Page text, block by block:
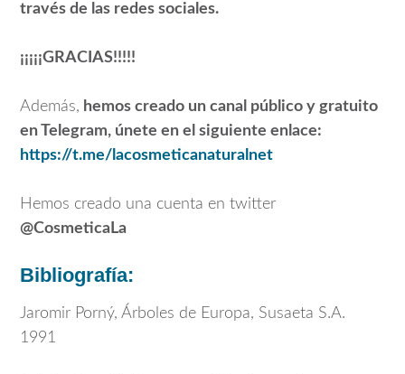
través de las redes sociales.
¡¡¡¡¡GRACIAS!!!!!
Además, hemos creado un canal público y gratuito
en Telegram, únete en el siguiente enlace:
https://t.me/lacosmeticanaturalnet
Hemos creado una cuenta en twitter
@CosmeticaLa
Bibliografía:
Jaromir Porný, Árboles de Europa, Susaeta S.A.
1991